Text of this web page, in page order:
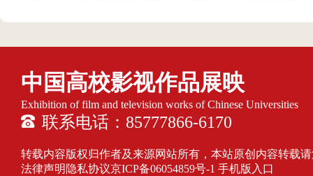
中国高校影视作品展映
Exhibition of film and television works of Chinese Universities
联系电话：85777866-6170
转载内容版权归作者及来源网站所有，本站原创内容转载
法律声明隐私协议京ICP备06054859号-1 手机版入口